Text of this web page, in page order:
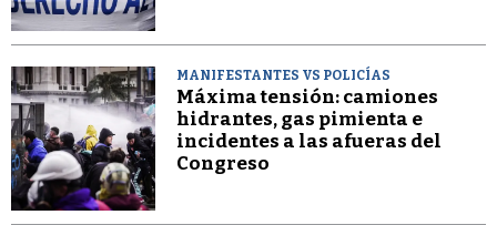
MANIFESTANTES VS POLICÍAS
Máxima tensión: camiones
hidrantes, gas pimienta e
incidentes a las afueras del
Congreso